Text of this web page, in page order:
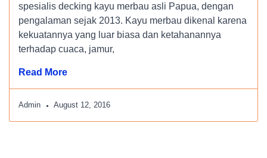
spesialis decking kayu merbau asli Papua, dengan
pengalaman sejak 2013. Kayu merbau dikenal karena
kekuatannya yang luar biasa dan ketahanannya
terhadap cuaca, jamur,
Read More
Admin August 12, 2016